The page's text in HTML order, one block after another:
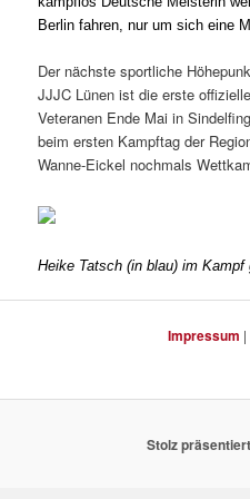
Berlin fahren, nur um sich eine
Der nächste sportliche
JJJC Lünen ist die erste
Veteranen Ende Mai in
beim ersten Kampftag der
Wanne-Eickel nochmals
Heike Tatsch (in blau) im Kampf
Impressum |
Stolz